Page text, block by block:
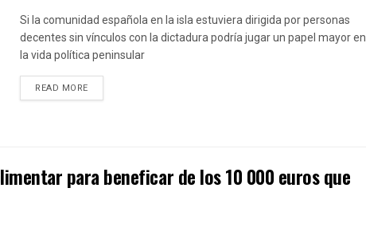
Si la comunidad española en la isla estuviera dirigida por personas
decentes sin vínculos con la dictadura podría jugar un papel mayor en
la vida política peninsular
READ MOREDETAILS
para beneficar de los 10 000 euros que